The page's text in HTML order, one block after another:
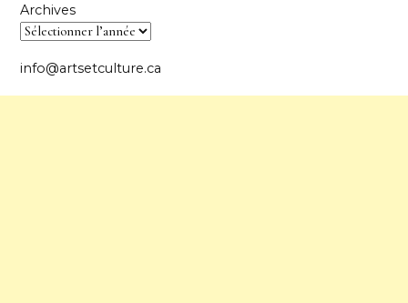
Archives
info@artsetculture.ca